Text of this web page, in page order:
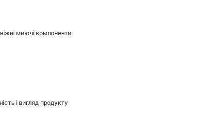
миючі компоненти
і вигляд продукту